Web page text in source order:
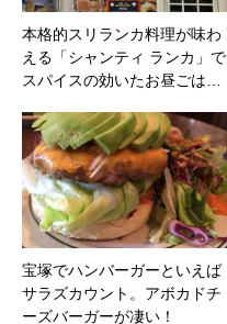
本格的スリランカ料理が味わ
える「シャンティ ランカ」で
スパイスの効いたお昼ごは…
宝塚でハンバーガーといえば
サラズカウント。アボカドチ
ーズバーガーが凄い！